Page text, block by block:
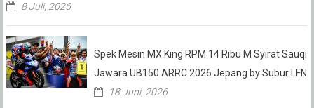
8 Juli, 2026
Spek Mesin MX King RPM 14 Ribu M Syirat Sauqi
Jawara UB150 ARRC 2026 Jepang by Subur LFN
18 Juni, 2026